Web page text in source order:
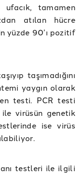
ufacık, tamamen
atılan hücre
yüzde 90’ı pozitif
taşımadığını
yaygın olarak
testi. PCR testi
virüsün genetik
ise virüs
testleri ile ilgili